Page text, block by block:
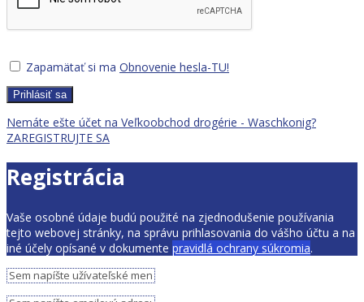
Zapamätať si ma Obnovenie hesla-TU!
Prihlásiť sa
Nemáte ešte účet na Veľkoobchod drogérie - Waschkonig?
ZAREGISTRUJTE SA
Registrácia
Vaše osobné údaje budú použité na zjednodušenie používania
tejto webovej stránky, na správu prihlasovania do vášho účtu a na
iné účely opísané v dokumente pravidlá ochrany súkromia.